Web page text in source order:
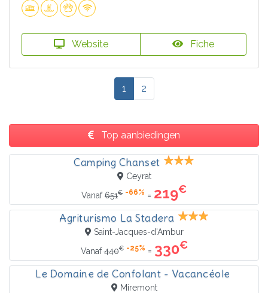
Website Fiche
1 2
Top aanbiedingen
Camping Chanset
Ceyrat
Vanaf651€ -66% = 219€
Agriturismo La Stadera
Saint-Jacques-d'Ambur
Vanaf440€ -25% = 330€
Le Domaine de Confolant - Vacancéole
Miremont